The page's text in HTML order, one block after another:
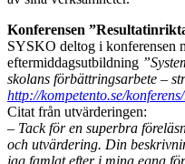
Konferensen
SYSKO deltog i konferensen
eftermiddagsutbildning
skolans förbättringsarbete –
http://kompetento.se/
Citat från utvärderingen:
– Tack för en superbra
och utvärdering. Din